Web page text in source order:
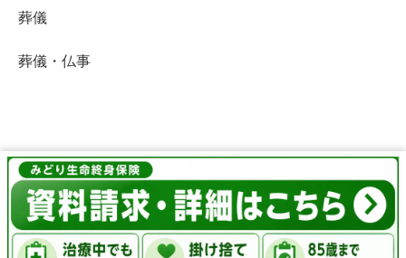
葬儀
葬儀・仏事
終活Life
© 2019 終活Life.